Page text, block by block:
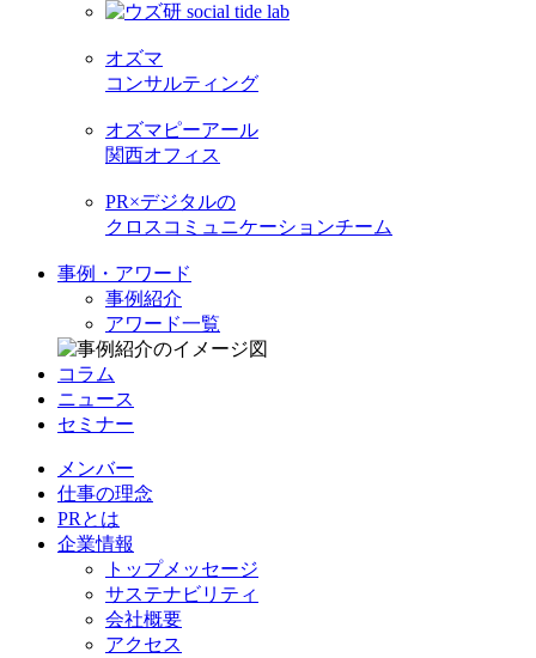
オズマ
コンサルティング
オズマピーアール
関西オフィス
PR×デジタルの
クロスコミュニケーションチーム
事例・アワード
事例紹介
アワード一覧
コラム
ニュース
セミナー
メンバー
仕事の理念
PRとは
企業情報
トップメッセージ
サステナビリティ
会社概要
アクセス